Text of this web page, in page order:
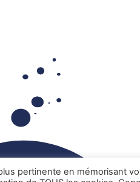
pertinente en mémorisant